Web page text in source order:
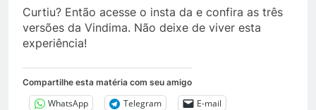
Curtiu? Então acesse o insta da e confira as três
versões da Vindima. Não deixe de viver esta
experiência!
Compartilhe esta matéria com seu amigo
WhatsApp Telegram
E-mail